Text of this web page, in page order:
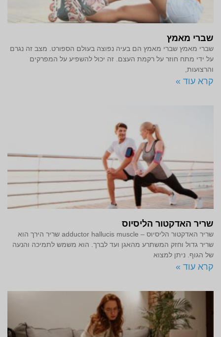
שברי מאמץ
שברי מאמץ שברי מאמץ הם בעיה נפוצה בעולם הספורט. מצב זה נגרם
על ידי מתח חוזר על רקמת העצם. זה יכול להשפיע על המפרקים
והרצועות,
קרא עוד »
שריר האדקטור הליסיוס
שריר האדקטור הליסיוס – adductor hallucis muscle שריר הירך הוא
שריר גדול וחזק המשתרע מהאגן ועד לברך. הוא משמש לתמיכה והנעה
של הגוף. ניתן למצוא
קרא עוד »